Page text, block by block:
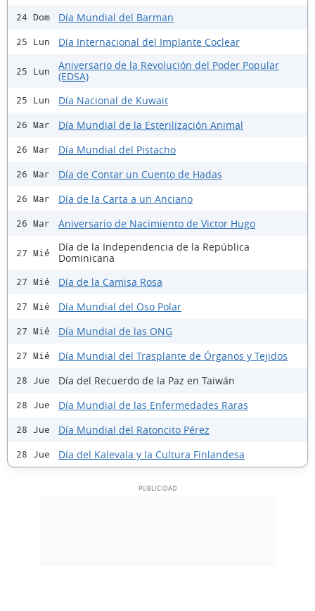
24 Dom Día Mundial del Barman
25 Lun Día Internacional del Implante Coclear
25 Lun
Aniversario de la Revolución del Poder Popular
(EDSA)
25 Lun Día Nacional de Kuwait
26 Mar Día Mundial de la Esterilización Animal
26 Mar Día Mundial del Pistacho
26 Mar Día de Contar un Cuento de Hadas
26 Mar Día de la Carta a un Anciano
26 Mar Aniversario de Nacimiento de Victor Hugo
27 Mié
Día de la Independencia de la República
Dominicana
27 Mié Día de la Camisa Rosa
27 Mié Día Mundial del Oso Polar
27 Mié Día Mundial de las ONG
27 Mié Día Mundial del Trasplante de Órganos y Tejidos
28 Jue Día del Recuerdo de la Paz en Taiwán
28 Jue Día Mundial de las Enfermedades Raras
28 Jue Día Mundial del Ratoncito Pérez
28 Jue Día del Kalevala y la Cultura Finlandesa